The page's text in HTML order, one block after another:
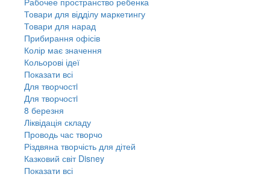
Товари для відділу маркетингу
Товари для нарад
Прибирання офісів
Колір має значення
Кольорові ідеї
Показати всі
Для творчостi
Для творчостi
8 березня
Ліквідація складу
Проводь час творчо
Різдвяна творчість для дітей
Казковий світ Disney
Показати всі